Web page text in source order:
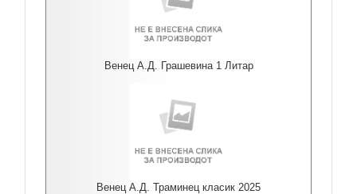
Венец А.Д. Грашевина 1 Литар
Венец А.Д. Траминец класик 2025